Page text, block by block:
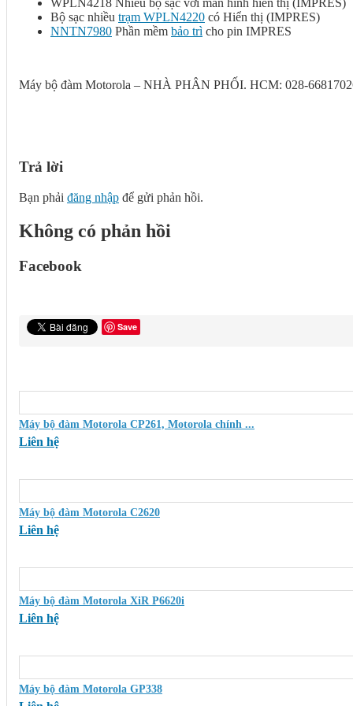
WPLN4218 Nhiều bộ sạc với màn hình hiển thị (IMPRES)
Bộ sạc nhiều trạm WPLN4220 có Hiển thị (IMPRES)
NNTN7980 Phần mềm bảo trì cho pin IMPRES
Máy bộ đàm Motorola – NHÀ PHÂN PHỐI. HCM: 028-
Trả lời
Bạn phải đăng nhập để gửi phản hồi.
Không có phản hồi
Facebook
Save
Máy bộ đàm Motorola CP261, Motorola chính ...
Liên hệ
Máy bộ đàm Motorola C2620
Liên hệ
Máy bộ đàm Motorola XiR P6620i
Liên hệ
Máy bộ đàm Motorola GP338